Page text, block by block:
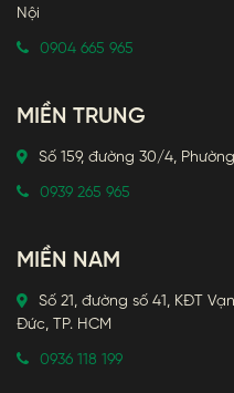
Nội
0904 665 965
MIỀN TRUNG
Số 159, đường 30/4,
0939 265 965
MIỀN NAM
Số 21, đường số 41, KĐT
Đức, TP. HCM
0936 118 199